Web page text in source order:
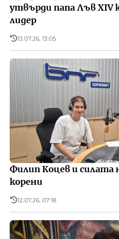
утвърди папа Лъв XIV
лидер
13.07.26, 13:05
Филип Коцев и силата
корени
12.07.26, 07:18